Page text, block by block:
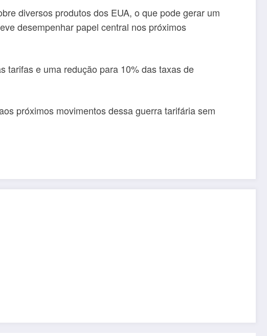
diversos produtos dos EUA, o que pode gerar um
desempenhar papel central nos próximos
tarifas e uma redução para 10% das taxas de
próximos movimentos dessa guerra tarifária sem